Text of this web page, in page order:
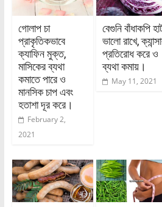
গোলাপ চা
প্রাকৃতিকভাবে
ক্যাফিন মুক্ত,
মাসিকের ব্যথা
কমাতে পারে ও
মানসিক চাপ এবং
হতাশা দূর করে।
February 2,
2021
বেগুনি বাঁধাকপি
ভালো রাখে,
প্রতিরোধ করে ও
ব্যথা কমায়।
May 11, 2021